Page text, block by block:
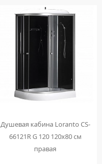
Душевая кабина Loranto CS-
66121R G 120 120х80 см
правая